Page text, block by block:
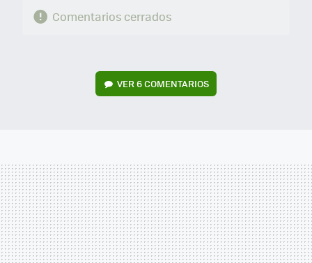
Comentarios cerrados
VER 6 COMENTARIOS